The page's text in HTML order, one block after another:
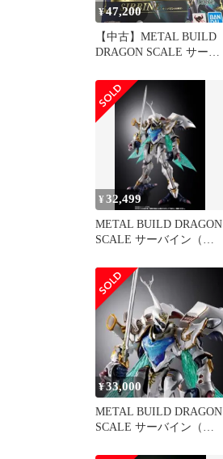
¥47,200
【中古】METAL BUILD
DRAGON SCALE サーバ
¥32,499
METAL BUILD DRAGON
SCALE サーバイン（白
¥33,000
METAL BUILD DRAGON
SCALE サーバイン（白